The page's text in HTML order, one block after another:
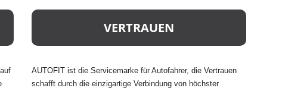
VERTRAUEN
AUTOFIT ist die Servicemarke für Autofahrer, die Vertrauen
schafft durch die einzigartige Verbindung von höchster